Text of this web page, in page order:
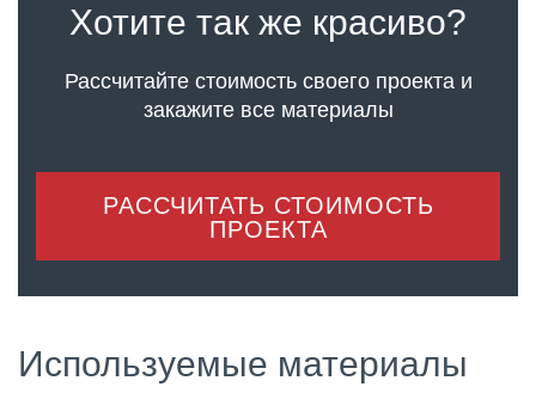
Хотите так же красиво?
Рассчитайте стоимость своего проектаи
закажите все материалы
РАССЧИТАТЬ СТОИМОСТЬ
ПРОЕКТА
Используемые материалы